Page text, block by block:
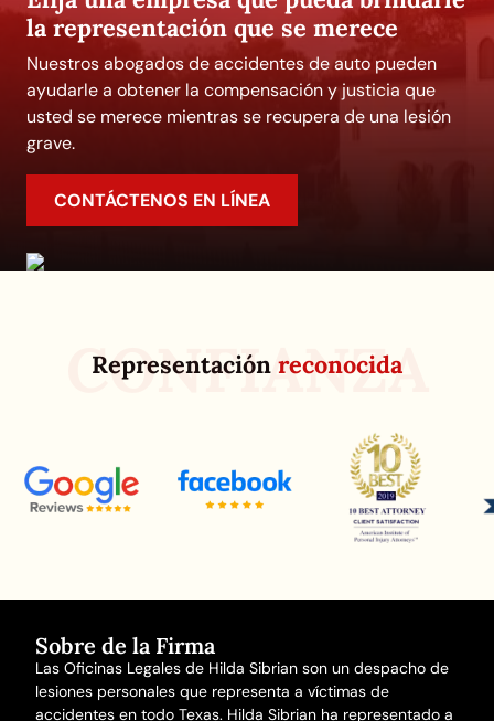
la representación que se merece
Nuestros abogados de accidentes de auto pueden
ayudarle a obtener la compensación y justicia que
usted se merece mientras se recupera de una lesión
grave.
CONTÁCTENOS EN LÍNEA
Representación reconocida
CONFIANZA
Sobre de la Firma
Las Oficinas Legales de Hilda Sibrian son un despacho de
lesiones personales que representa a víctimas de
accidentes en todo Texas. Hilda Sibrian ha representado a